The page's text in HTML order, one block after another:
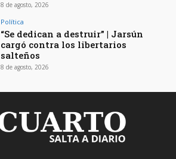
8 de agosto, 2026
Política
“Se dedican a destruir” | Jarsún
cargó contra los libertarios
salteños
8 de agosto, 2026